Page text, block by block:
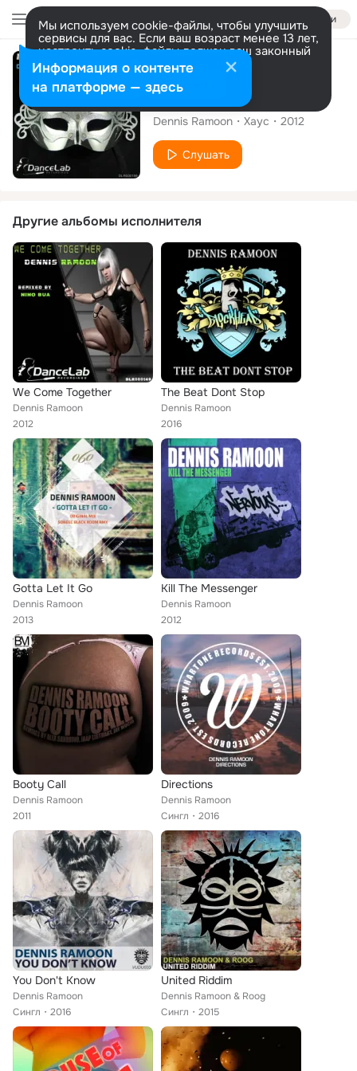
Войти
Мы используем cookie-файлы, чтобы улучшить
сервисы для вас. Если ваш возраст менее 13 лет,
настроить cookie-файлы должен ваш законный
представитель. Больше информации
Разрешить все Настроить
Сингл
Masquerade
Dennis Ramoon Хаус 2012
Слушать
Другие альбомы исполнителя
We Come Together
Dennis Ramoon
2012
The Beat Dont Stop
Dennis Ramoon
2016
Gotta Let It Go
Dennis Ramoon
2013
Kill The Messenger
Dennis Ramoon
2012
Booty Call
Dennis Ramoon
2011
Directions
Dennis Ramoon
Сингл
2016
You Don't Know
Dennis Ramoon
Сингл
2016
United Riddim
Dennis Ramoon & Roog
Сингл
2015
Информация о контенте
на платформе — здесь